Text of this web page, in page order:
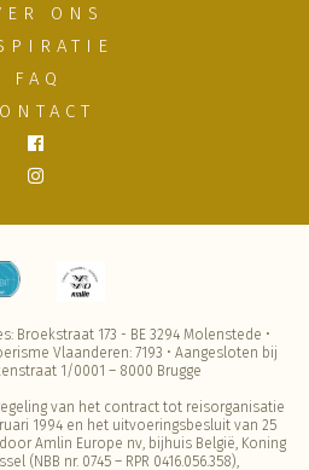
ONS
FAQ
Broekstraat 173 - BE 3294 Molenstede •
Vlaanderen: 7193 • Aangesloten bij
1/0001 – 8000 Brugge
van het contract tot reisorganisatie
1994 en het uitvoeringsbesluit van 25
Amlin Europe nv, bijhuis België, Koning
(NBB nr. 0745 – RPR 0416.056.358),